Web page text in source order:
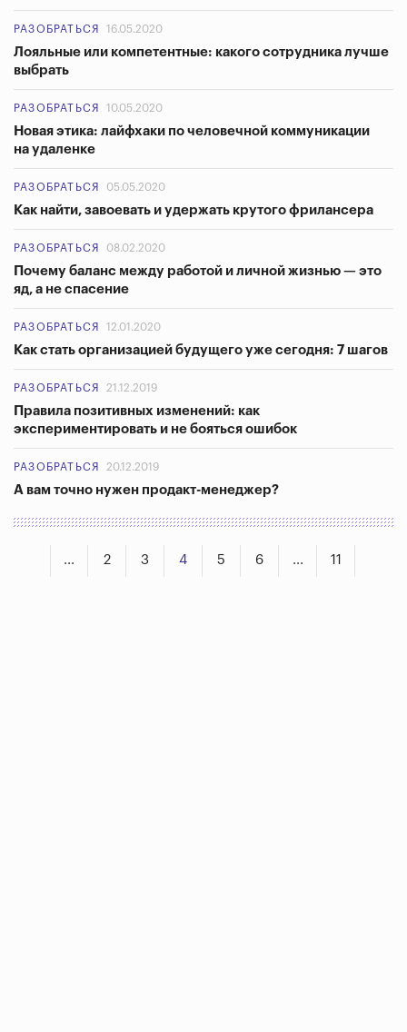
РАЗОБРАТЬСЯ 16.05.2020
Лояльные или компетентные: какого сотрудника лучше
выбрать
РАЗОБРАТЬСЯ 10.05.2020
Новая этика: лайфхаки по человечной коммуникации
на удаленке
РАЗОБРАТЬСЯ 05.05.2020
Как найти, завоевать и удержать крутого фрилансера
РАЗОБРАТЬСЯ 08.02.2020
Почему баланс между работой и личной жизнью — это
яд, а не спасение
РАЗОБРАТЬСЯ 12.01.2020
Как стать организацией будущего уже сегодня: 7 шагов
РАЗОБРАТЬСЯ 21.12.2019
Правила позитивных изменений: как
экспериментировать и не бояться ошибок
РАЗОБРАТЬСЯ 20.12.2019
А вам точно нужен продакт-менеджер?
... 2 3 4 5 6 ... 11